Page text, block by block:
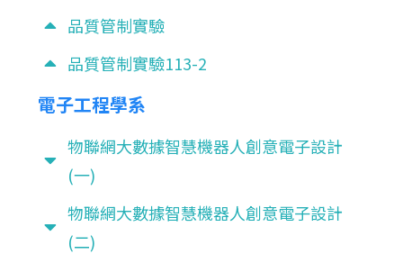
品質管制實驗
品質管制實驗113-2
電子工程學系
物聯網大數據智慧機器人創意電子設計
(一)
物聯網大數據智慧機器人創意電子設計
(二)